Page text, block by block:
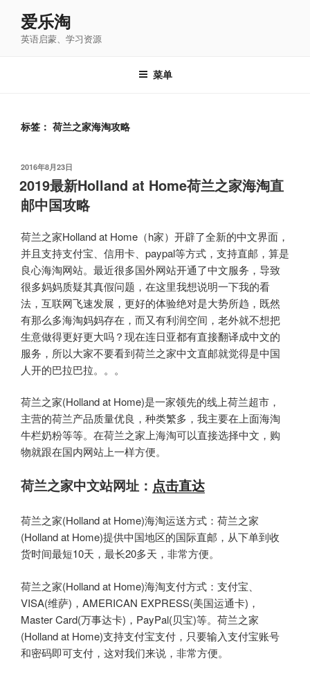
爱乐淘
英语启蒙、学习资源
菜单
标签： 荷兰之家海淘攻略
发
布
于
2016年8月23日
2019最新Holland at Home荷兰之家海淘直
邮中国攻略
荷兰之家Holland at Home（h家）开辟了全新的中文界面，
并且支持支付宝、信用卡、paypal等方式，支持直邮，算是
良心海淘网站。最近很多国外网站开通了中文服务，导致
很多妈妈质疑其真假问题，在这里我想说明一下我的看
法，互联网飞速发展，更好的体验绝对是大势所趋，既然
有那么多海淘妈妈存在，而又有利润空间，老外就不想把
生意做得更好更大吗？现在连日亚都有直接翻译成中文的
服务，所以大家不要看到荷兰之家中文直邮就觉得是中国
人开的巴拉巴拉。。。
荷兰之家(Holland at Home)是一家领先的线上荷兰超市，
主营的荷兰产品质量优良，种类繁多，我主要在上面海淘
牛栏奶粉等等。在荷兰之家上海淘可以直接选择中文，购
物就跟在国内网站上一样方便。
荷兰之家中文站网址： 点击直达
荷兰之家(Holland at Home)海淘运送方式：荷兰之家
(Holland at Home)提供中国地区的国际直邮，从下单到收
货时间最短10天，最长20多天，非常方便。
荷兰之家(Holland at Home)海淘支付方式：支付宝、
VISA(维萨)，AMERICAN EXPRESS(美国运通卡)，
Master Card(万事达卡)，PayPal(贝宝)等。荷兰之家
(Holland at Home)支持支付宝支付，只要输入支付宝账号
和密码即可支付，这对我们来说，非常方便。